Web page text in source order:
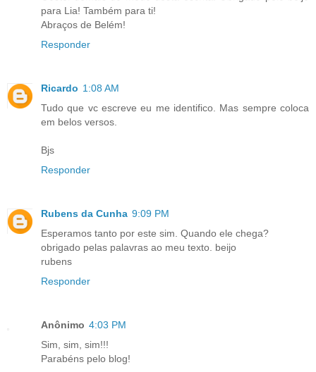
para Lia! Também para ti!
Abraços de Belém!
Responder
Ricardo 1:08 AM
Tudo que vc escreve eu me identifico. Mas sempre coloca
em belos versos.
Bjs
Responder
Rubens da Cunha 9:09 PM
Esperamos tanto por este sim. Quando ele chega?
obrigado pelas palavras ao meu texto. beijo
rubens
Responder
Anônimo 4:03 PM
Sim, sim, sim!!!
Parabéns pelo blog!